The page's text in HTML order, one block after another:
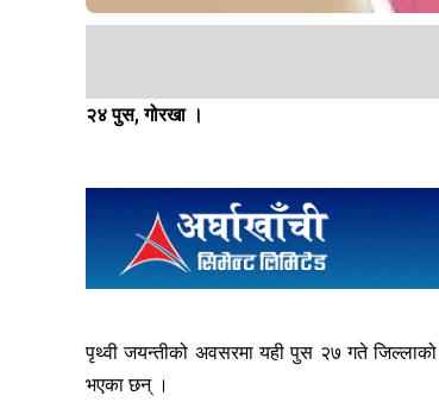
२४ पुस, गोरखा ।
पृथ्वी जयन्तीको अवसरमा यही पुस २७ गते जिल्लाको
भएका छन् ।